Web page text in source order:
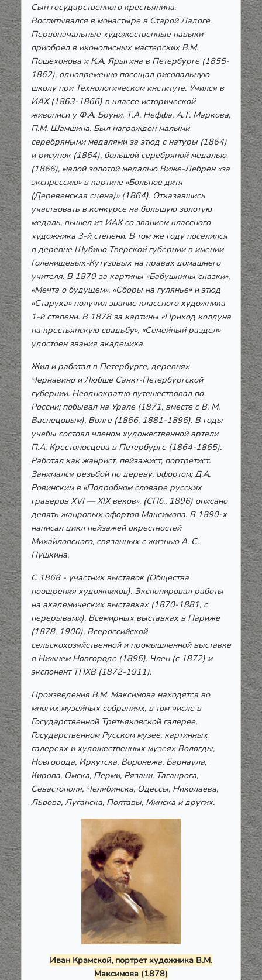
Сын государственного крестьянина.
Воспитывался в монастыре в Старой Ладоге.
Первоначальные художественные навыки
приобрел в иконописных мастерских В.М.
Пошехонова и К.А. Ярыгина в Петербурге (1855-
1862), одновременно посещал рисовальную
школу при Технологическом институте. Учился в
ИАХ (1863-1866) в классе исторической
живописи у Ф.А. Бруни, Т.А. Неффа, А.Т. Маркова,
П.М. Шамшина. Был награжден малыми
серебряными медалями за этюд с натуры (1864)
и рисунок (1864), большой серебряной медалью
(1866), малой золотой медалью Виже-Лебрен «за
экспрессию» в картине «Больное дитя
(Деревенская сцена)» (1864). Отказавшись
участвовать в конкурсе на большую золотую
медаль, вышел из ИАХ со званием классного
художника 3-й степени. В том же году поселился
в деревне Шубино Тверской губернии в имении
Голенищевых-Кутузовых на правах домашнего
учителя. В 1870 за картины «Бабушкины сказки»,
«Мечта о будущем», «Сборы на гулянье» и этюд
«Старуха» получил звание классного художника
1-й степени. В 1878 за картины «Приход колдуна
на крестьянскую свадьбу», «Семейный раздел»
удостоен звания академика.
Жил и работал в Петербурге, деревнях
Чернавино и Любше Санкт-Петербургской
губернии. Неоднократно путешествовал по
России; побывал на Урале (1871, вместе с В. М.
Васнецовым), Волге (1866, 1881-1896). В годы
учебы состоял членом художественной артели
П.А. Крестоносцева в Петербурге (1864-1865).
Работал как жанрист, пейзажист, портретист.
Занимался резьбой по дереву, офортом; Д.А.
Ровинским в «Подробном словаре русских
граверов XVI — ХІХ веков». (СПб., 1896) описано
девять жанровых офортов Максимова. В 1890-х
написал цикл пейзажей окрестностей
Михайловского, связанных с жизнью А. С.
Пушкина.
С 1868 - участник выставок (Общества
поощрения художников). Экспонировал работы
на академических выставках (1870-1881, с
перерывами), Всемирных выставках в Париже
(1878, 1900), Всероссийской
сельскохозяйственной и промышленной выставке
в Нижнем Новгороде (1896). Член (с 1872) и
экспонент ТПХВ (1872-1911).
Произведения В.М. Максимова находятся во
многих музейных собраниях, в том числе в
Государственной Третьяковской галерее,
Государственном Русском музее, картинных
галереях и художественных музеях Вологды,
Новгорода, Иркутска, Воронежа, Барнаула,
Кирова, Омска, Перми, Рязани, Таганрога,
Севастополя, Челябинска, Одессы, Николаева,
Львова, Луганска, Полтавы, Минска и других.
Иван Крамской, портрет художника В.М.
Максимова (1878)